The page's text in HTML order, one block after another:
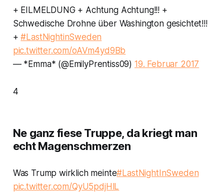
+ EILMELDUNG + Achtung Achtung!!! +
Schwedische Drohne über Washington gesichtet!!!
+#LastNightinSweden
pic.twitter.com/oAVm4yd9Bb
— *Emma* (@EmilyPrentiss09) 19. Februar 2017
4
Ne ganz fiese Truppe, da kriegt man
echt Magenschmerzen
Was Trump wirklich meinte#LastNightInSweden
pic.twitter.com/QyU5pdjHlL